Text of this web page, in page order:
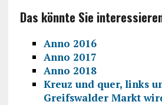
Das könnte Sie
Anno 2016
Anno 2017
Anno 2018
Kreuz und quer, links
Greifswalder Markt